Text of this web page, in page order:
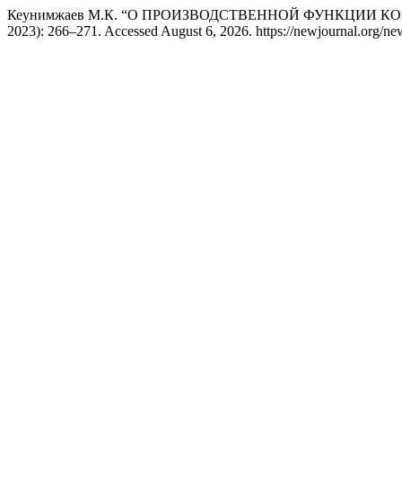
Кеунимжаев М.К. “О ПРОИЗВОДСТВЕННОЙ ФУНКЦИИ
2023): 266–271. Accessed August 6, 2026. https://newjournal.org/